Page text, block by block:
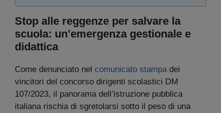
Stop alle reggenze per salvare la
scuola: un’emergenza gestionale e
didattica
Come denunciato nel comunicato stampadei
vincitori del concorso dirigenti scolastici DM
107/2023, il panorama dell’istruzione pubblica
italiana rischia di sgretolarsi sotto il peso di una